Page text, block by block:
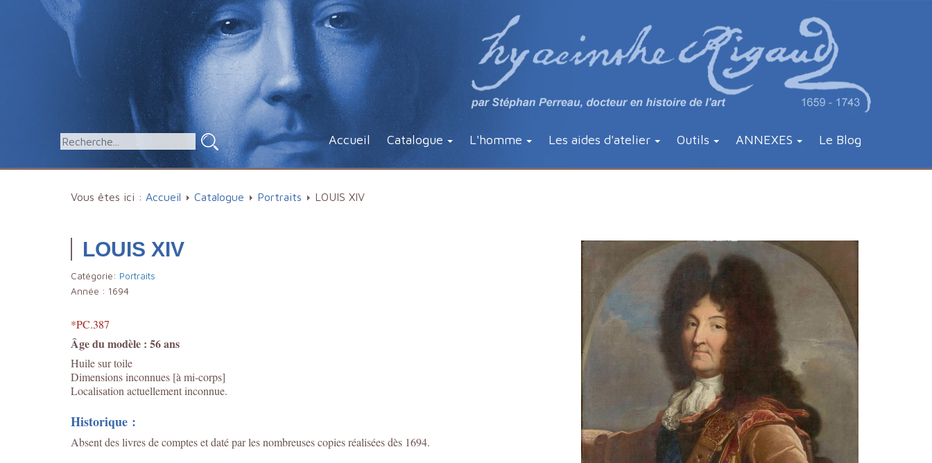
Accueil Catalogue L'homme Les aides d'atelier Outils ANNEXES Le Blog
Vous êtes ici : Accueil Catalogue Portraits LOUIS XIV
LOUIS XIV
Catégorie: Portraits
Année : 1694
*PC.387
Âge du modèle : 56 ans
Huile sur toile
Dimensions inconnues [à mi-corps]
Localisation actuellement inconnue.
Historique :
Absent des livres de comptes et daté par les nombreuses copies réalisées dès 1694.